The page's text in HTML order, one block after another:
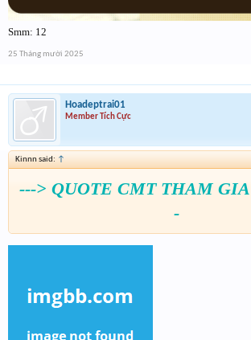
Smm: 12
25 Tháng mười 2025
Hoadeptrai01
Member Tích Cực
Kinnn said: ↑
---> QUOTE CMT THAM
-